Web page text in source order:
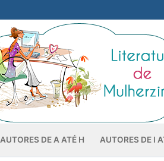
AUTORES DE A ATÉ H AUTORES DE I